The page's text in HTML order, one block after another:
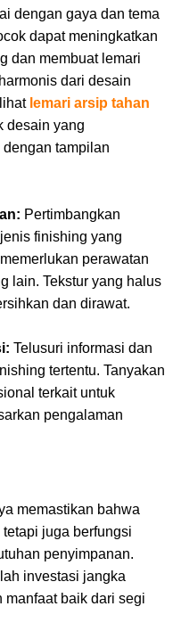
dengan gaya dan tema
dapat meningkatkan
dan membuat lemari
dari desain
lemari arsip tahan
desain yang
tampilan
Pertimbangkan
finishing yang
perawatan
lain. Tekstur yang halus
dan dirawat.
Telusuri informasi dan
tertentu. Tanyakan
terkait untuk
pengalaman
memastikan bahwa
juga berfungsi
penyimpanan.
investasi jangka
manfaat baik dari segi